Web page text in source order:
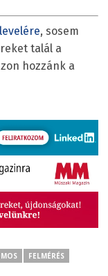
, sosem
talál a
hozzánk a
FELMÉRÉS